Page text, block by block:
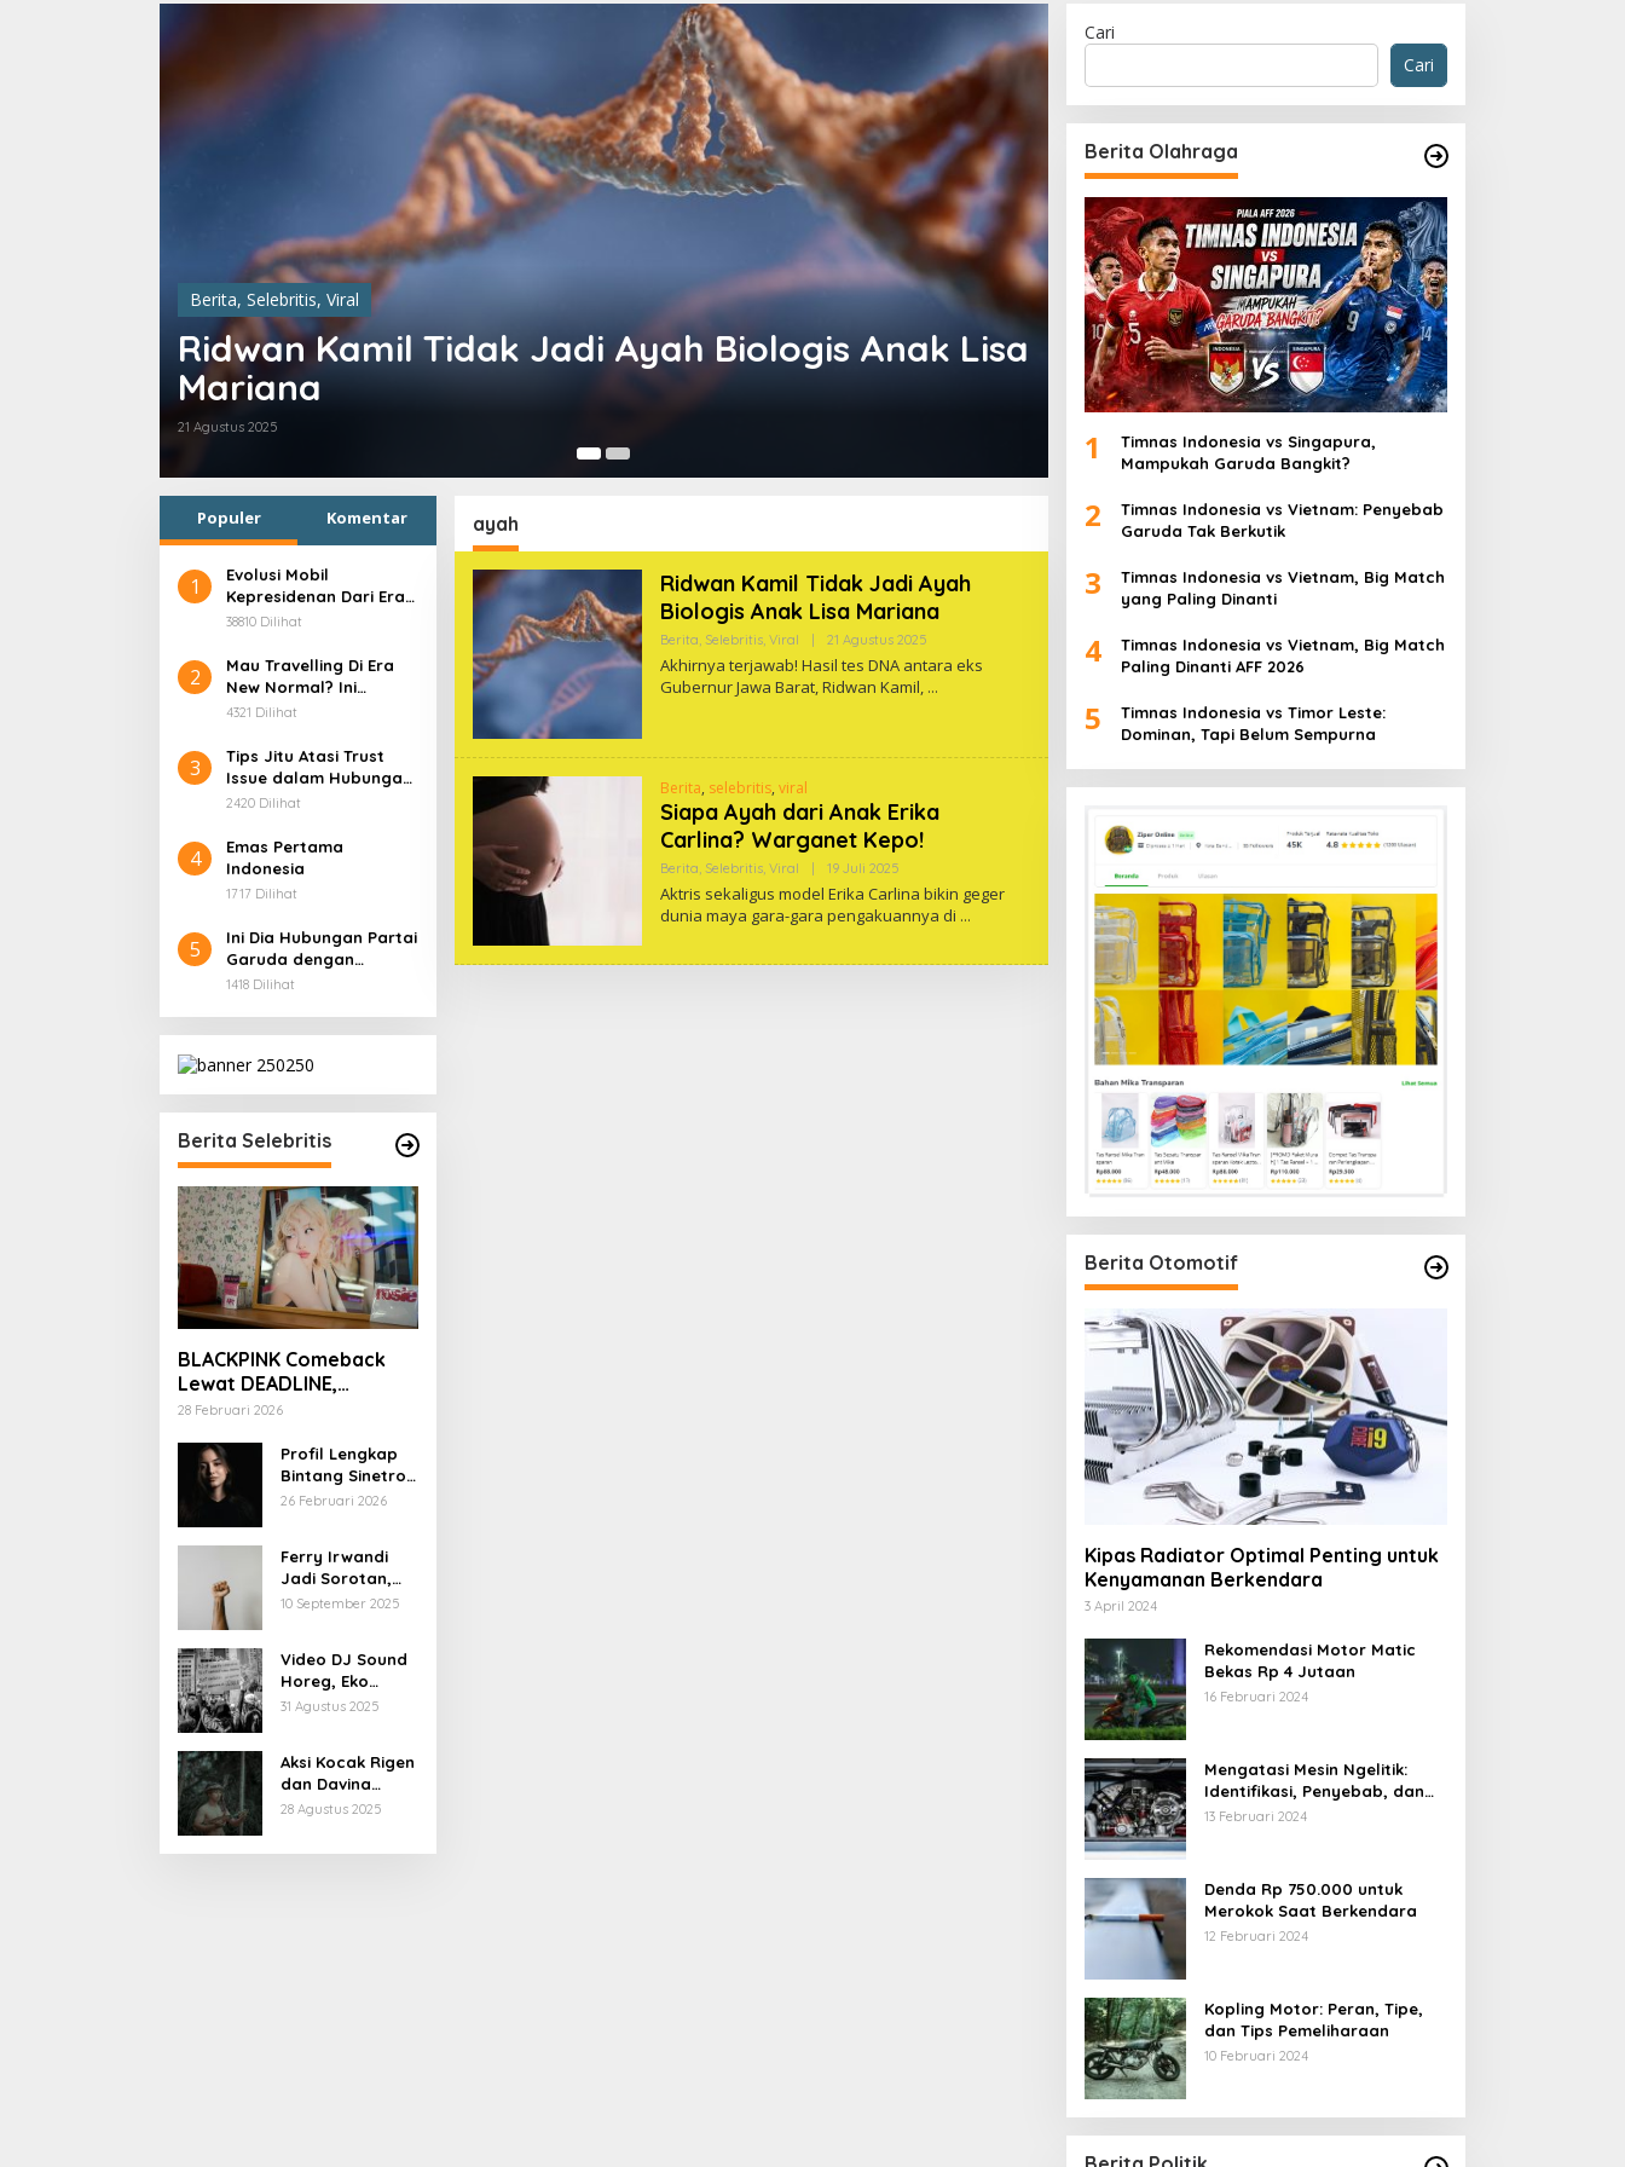
Berita, Selebritis, Viral
Ridwan Kamil Tidak Jadi Ayah Biologis Anak Lisa
Mariana
21 Agustus 2025
Berita,Selebritis,Viral
Siapa Ayah dari Anak Erika
Kepo!
Populer Komentar
1
Evolusi Mobil
Kepresidenan Dari Era
Soekarno
38810 Dilihat
2
Mau Travelling Di Era
New Normal? Ini
Beberapa Hal Yang
Persiapkan!
4321 Dilihat
3
Tips Jitu Atasi Trust
Issue dalam Hubungan,
Dijamin Ampuh!
2420 Dilihat
4
Emas Pertama
Indonesia
1717 Dilihat
5
Ini Dia Hubungan Partai
Garuda dengan
Gerindra
1418 Dilihat
Berita Selebritis
BLACKPINK Comeback
Lewat DEADLINE,
YouTube Tembus 100
28 Februari 2026
Profil Lengkap
Bintang Sinetron
Mencintai Ipar
26 Februari 2026
Ferry Irwandi
Jadi Sorotan,
Begini Latar
10 September 2025
Video DJ Sound
Horeg, Eko
Patrio Buka
31 Agustus 2025
Aksi Kocak Rigen
dan Davina
Karamoy di Film
28 Agustus 2025
ayah
Ridwan Kamil Tidak Jadi Ayah
Biologis Anak Lisa Mariana
Berita Selebritis, Viral | 21 Agustus 2025Oleh
Akhirnya terjawab! Hasil tes DNA antara eks
Gubernur Jawa Barat, Ridwan Kamil,
Berita, selebritis, viral
Siapa Ayah dari Anak Erika
Carlina? Warganet Kepo!
Berita Selebritis, Viral | 19 Juli 2025Oleh
Aktris sekaligus model Erika Carlina bikin geger
dunia maya gara-gara pengakuannya di
Cari
Cari
Berita Olahraga
1
Timnas Indonesia vs Singapura,
Mampukah Garuda Bangkit?
2
Timnas Indonesia vs Vietnam: Penyebab
Garuda Tak Berkutik
3
Timnas Indonesia vs Vietnam, Big Match
yang Paling Dinanti
4
Timnas Indonesia vs Vietnam, Big Match
Paling Dinanti AFF 2026
5
Timnas Indonesia vs Timor Leste:
Dominan, Tapi Belum Sempurna
Berita Otomotif
Kipas Radiator Optimal Penting untuk
Kenyamanan Berkendara
3 April 2024
Rekomendasi Motor Matic
Bekas Rp 4 Jutaan
16 Februari 2024
Mengatasi Mesin Ngelitik:
Identifikasi, Penyebab, dan
Solusi
13 Februari 2024
Denda Rp 750.000 untuk
Merokok Saat Berkendara
12 Februari 2024
Kopling Motor: Peran, Tipe,
dan Tips Pemeliharaan
10 Februari 2024